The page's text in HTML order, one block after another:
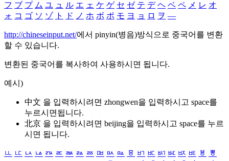
フ ブ プ ム ユ ュ ル エ ェ ケ ゲ セ ゼ テ デ ヘ ベ ペ メ レ オ
ォ コ ゴ ソ ゾ ト ド ノ ホ ボ ポ モ ヨ ョ ロ ヲ ―
http://chineseinput.net/에서 pinyin(병음)방식으로 중국어를 변환
할 수 있습니다.
변환된 중국어를 복사하여 사용하시면 됩니다.
예시)
中文 을 입력하시려면 zhongwen을 입력하시고 space를
누르시면됩니다.
北京 을 입력하시려면 beijing을 입력하시고 space를 누르
시면 됩니다.
ㅥ ㅦ ㅧ ㅨ ㅩ ㅪ ㅫ ㅬ ㅭ ㅮ ㅯ ㅰ ㅱ ㅲ ㅳ ㅴ ㅵ ㅶ ㅷ ㅸ
ㅹ